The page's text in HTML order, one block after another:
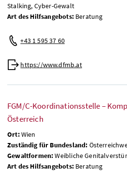
Stalking, Cyber-Gewalt
Art des Hilfsangebots:Beratung
+43 1 595 37 60
https://www.dfmb.at
FGM/C-Koordinationsstelle –
Österreich
Ort:Wien
Zuständig für Bundesland:
Gewaltformen:Weibliche
Art des Hilfsangebots:Beratung